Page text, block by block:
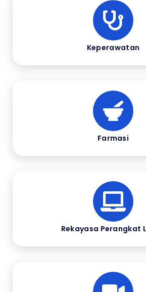
Keperawatan
Farmasi
Rekayasa Perangkat